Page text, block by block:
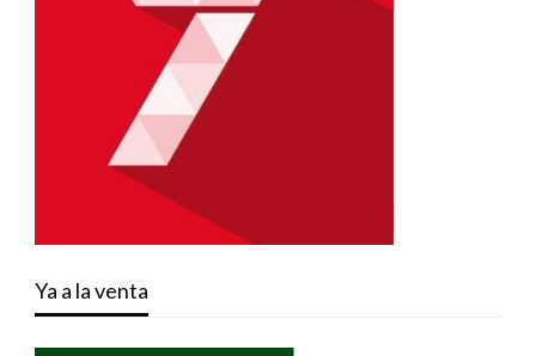
Ya a la venta